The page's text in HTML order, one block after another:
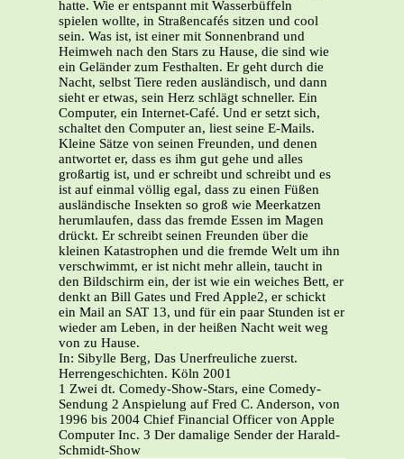
hatte. Wie er entspannt mit Wasserbüffeln
spielen wollte, in Straßencafés sitzen und cool
sein. Was ist, ist einer mit Sonnenbrand und
Heimweh nach den Stars zu Hause, die sind wie
ein Geländer zum Festhalten. Er geht durch die
Nacht, selbst Tiere reden ausländisch, und dann
sieht er etwas, sein Herz schlägt schneller. Ein
Computer, ein Internet-Café. Und er setzt sich,
schaltet den Computer an, liest seine E-Mails.
Kleine Sätze von seinen Freunden, und denen
antwortet er, dass es ihm gut gehe und alles
großartig ist, und er schreibt und schreibt und es
ist auf einmal völlig egal, dass zu einen Füßen
ausländische Insekten so groß wie Meerkatzen
herumlaufen, dass das fremde Essen im Magen
drückt. Er schreibt seinen Freunden über die
kleinen Katastrophen und die fremde Welt um ihn
verschwimmt, er ist nicht mehr allein, taucht in
den Bildschirm ein, der ist wie ein weiches Bett, er
denkt an Bill Gates und Fred Apple2, er schickt
ein Mail an SAT 13, und für ein paar Stunden ist er
wieder am Leben, in der heißen Nacht weit weg
von zu Hause.
In: Sibylle Berg, Das Unerfreuliche zuerst.
Herrengeschichten. Köln 2001
1 Zwei dt. Comedy-Show-Stars, eine Comedy-
Sendung 2 Anspielung auf Fred C. Anderson, von
1996 bis 2004 Chief Financial Officer von Apple
Computer Inc. 3 Der damalige Sender der Harald-
Schmidt-Show